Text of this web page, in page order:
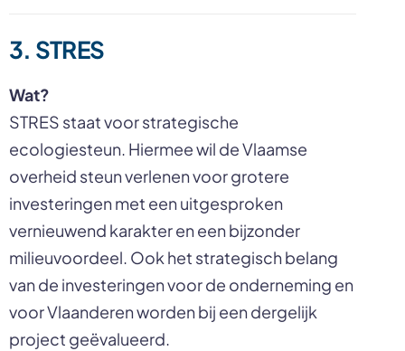
3. STRES
Wat?
STRES staat voor strategische
ecologiesteun. Hiermee wil de Vlaamse
overheid steun verlenen voor grotere
investeringen met een uitgesproken
vernieuwend karakter en een bijzonder
milieuvoordeel. Ook het strategisch belang
van de investeringen voor de onderneming en
voor Vlaanderen worden bij een dergelijk
project geëvalueerd.